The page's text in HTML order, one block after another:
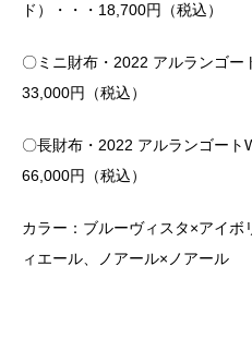
ド）・・・18,700円（税込）
〇ミニ財布・2022 アルランゴー
33,000円（税込）
〇長財布・2022 アルランゴート
66,000円（税込）
カラー：ブルーヴィスタ×アイ
ィエール、ノアール×ノアール